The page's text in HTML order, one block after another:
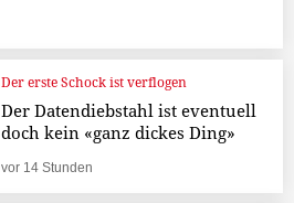
Der erste Schock ist verflogen
Der Datendiebstahl ist eventuell
doch kein «ganz dickes Ding»
vor 14 Stunden